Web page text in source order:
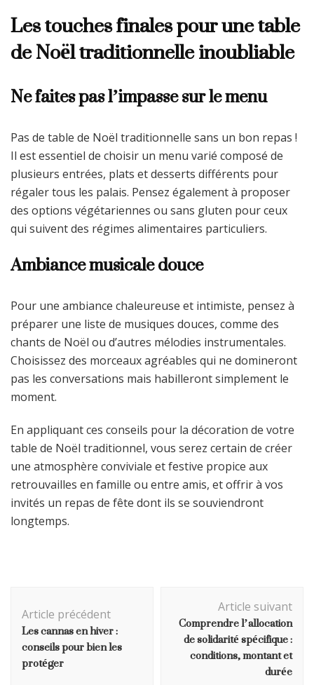
Les touches finales pour une table
de Noël traditionnelle inoubliable
Ne faites pas l’impasse sur le menu
Pas de table de Noël traditionnelle sans un bon repas !
Il est essentiel de choisir un menu varié composé de
plusieurs entrées, plats et desserts différents pour
régaler tous les palais. Pensez également à proposer
des options végétariennes ou sans gluten pour ceux
qui suivent des régimes alimentaires particuliers.
Ambiance musicale douce
Pour une ambiance chaleureuse et intimiste, pensez à
préparer une liste de musiques douces, comme des
chants de Noël ou d’autres mélodies instrumentales.
Choisissez des morceaux agréables qui ne domineront
pas les conversations mais habilleront simplement le
moment.
En appliquant ces conseils pour la décoration de votre
table de Noël traditionnel, vous serez certain de créer
une atmosphère conviviale et festive propice aux
retrouvailles en famille ou entre amis, et offrir à vos
invités un repas de fête dont ils se souviendront
longtemps.
d'article
Article précédent
Les cannas en hiver :
conseils pour bien les
protéger
Article suivant
Comprendre l’allocation
de solidarité spécifique :
conditions, montant et
durée